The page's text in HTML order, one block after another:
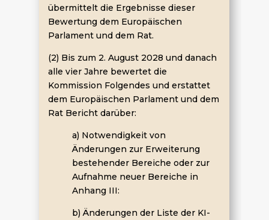
übermittelt die Ergebnisse dieser
Bewertung dem Europäischen
Parlament und dem Rat.
(2) Bis zum 2. August 2028 und danach
alle vier Jahre bewertet die
Kommission Folgendes und erstattet
dem Europäischen Parlament und dem
Rat Bericht darüber:
a) Notwendigkeit von
Änderungen zur Erweiterung
bestehender Bereiche oder zur
Aufnahme neuer Bereiche in
Anhang III:
b) Änderungen der Liste der KI-